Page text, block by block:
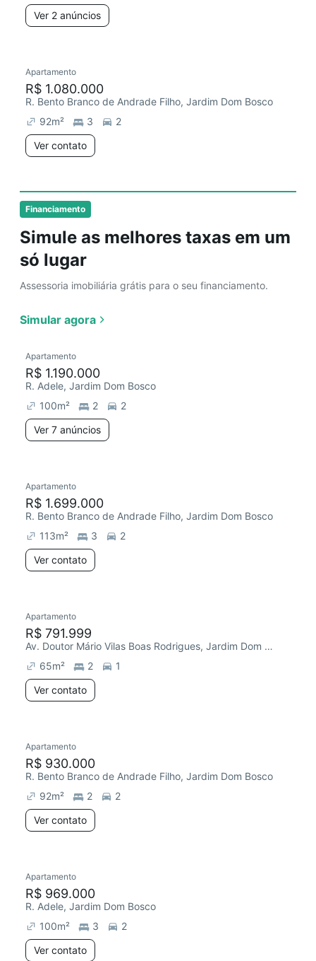
Financiamento
Simule as melhores taxas em um
só lugar
Assessoria imobiliária grátis para o seu financiamento.
Simular agora
Ver 2 anúncios
Apartamento
R$ 1.080.000
R. Bento Branco de Andrade Filho, Jardim Dom Bosco
92m² 3
2
Ver contato
Apartamento
R$ 1.190.000
R. Adele, Jardim Dom Bosco
100m² 2
2
Ver 7 anúncios
Apartamento
R$ 1.699.000
R. Bento Branco de Andrade Filho, Jardim Dom Bosco
113m² 3
2
Ver contato
Apartamento
R$ 791.999
Av. Doutor Mário Vilas Boas Rodrigues, Jardim Dom Bosco
65m² 2
1
Ver contato
Apartamento
R$ 930.000
R. Bento Branco de Andrade Filho, Jardim Dom Bosco
92m² 2
2
Ver contato
Apartamento
R$ 969.000
R. Adele, Jardim Dom Bosco
100m² 3
2
Ver contato